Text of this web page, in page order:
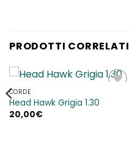
PRODOTTI CORRELATI
Aggiungi
alla lista
CORDE
Head Hawk Grigia 1.30
20,00€